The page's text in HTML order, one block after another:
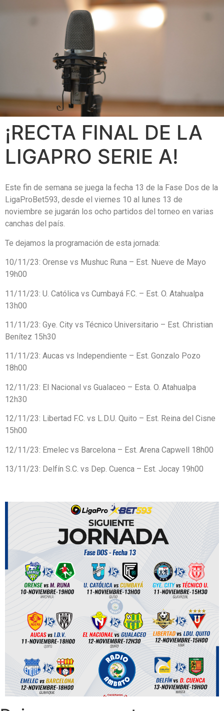
¡RECTA FINAL DE LA
LIGAPRO SERIE A!
Este fin de semana se juega la fecha 13 de la Fase Dos de la
LigaProBet593, desde el viernes 10 al lunes 13 de
noviembre se jugarán los ocho partidos del torneo en varias
canchas del país.
Te dejamos la programación de esta jornada:
10/11/23: Orense vs Mushuc Runa – Est. Nueve de Mayo
19h00
11/11/23: U. Católica vs Cumbayá F.C. – Est. O. Atahualpa
13h00
11/11/23: Gye. City vs Técnico Universitario – Est. Christian
Benítez 15h30
11/11/23: Aucas vs Independiente – Est. Gonzalo Pozo
18h00
12/11/23: El Nacional vs Gualaceo – Esta. O. Atahualpa
12h30
12/11/23: Libertad F.C. vs L.D.U. Quito – Est. Reina del Cisne
15h00
12/11/23: Emelec vs Barcelona – Est. Arena Capwell 18h00
13/11/23: Delfín S.C. vs Dep. Cuenca – Est. Jocay 19h00